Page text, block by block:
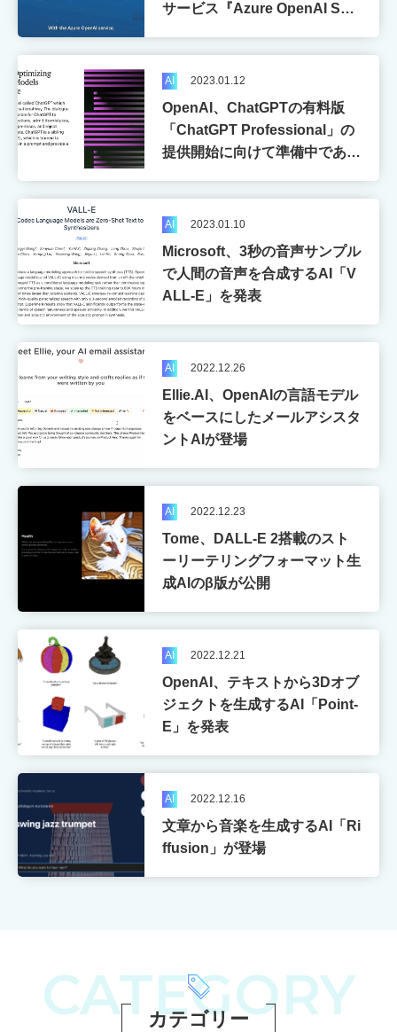
Cybersecurity
Metaverse NFT
Smart city Startup
Wi-Fi 未分類
サービス『Azure OpenAI Serv
AI 2023.01.12
OpenAI、ChatGPTの有料版
「ChatGPT Professional」の
提供開始に向けて準備中である
AI 2023.01.10
Microsoft、3秒の音声サンプル
で人間の音声を合成するAI「V
ALL-E」を発表
AI 2022.12.26
Ellie.AI、OpenAIの言語モデル
をベースにしたメールアシスタ
ントAIが登場
AI 2022.12.23
Tome、DALL-E 2搭載のスト
ーリーテリングフォーマット生
成AIのβ版が公開
AI 2022.12.21
OpenAI、テキストから3Dオブ
ジェクトを生成するAI「Point-
E」を発表
AI 2022.12.16
文章から音楽を生成するAI「Ri
ffusion」が登場
CATEGORY
カテゴリー